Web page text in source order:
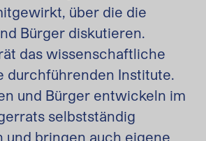
über die die
Bürger diskutieren.
das wissenschaftliche
durchführenden Institute.
und Bürger entwickeln im
selbstständig
und bringen auch eigene